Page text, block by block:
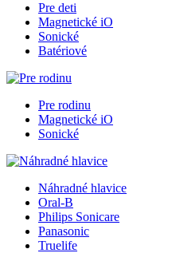
Pre deti
Magnetické iO
Sonické
Batériové
Pre rodinu
Magnetické iO
Sonické
Náhradné hlavice
Oral-B
Philips Sonicare
Panasonic
Truelife